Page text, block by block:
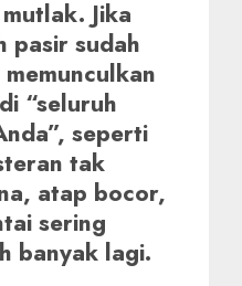
Jika
pasir sudah
“seluruh
seperti
tak
atap bocor,
sering
banyak lagi.